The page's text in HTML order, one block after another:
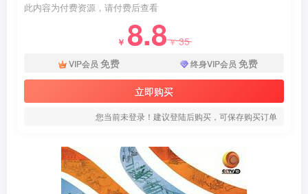
此内容为付费资源，请付费后查看
￥ 8.8￥35
VIP会员 免费 终身VIP会员 免费
立即购买
您当前未登录！建议登陆后购买，可保存购买订单